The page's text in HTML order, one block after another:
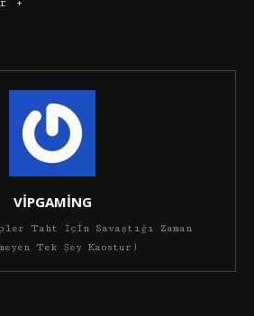
VİPGAMİNG
Taht İçin Savaştığı Zaman
Tek Şey Kaostur)